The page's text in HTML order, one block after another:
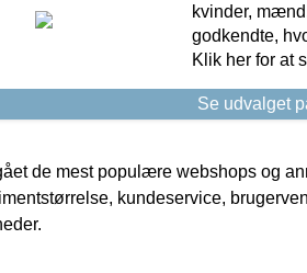
kvinder,
godkendte,
Klik her for at
Se udvalget
de mest populære webshops og
kundeservice,